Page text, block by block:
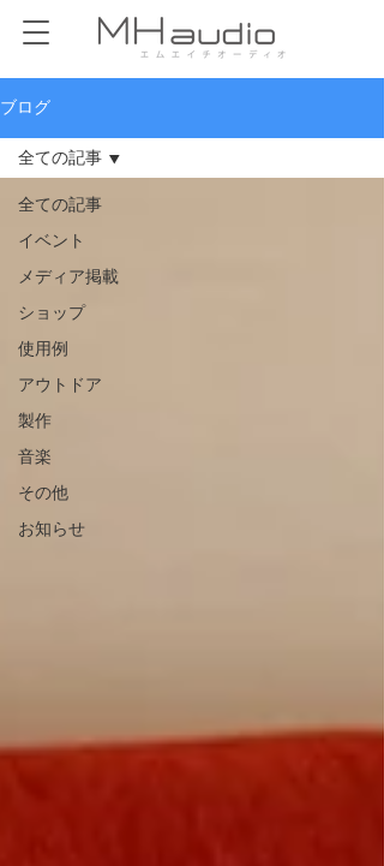
ブログ
全ての記事
イベント
メディア掲載
ショップ
使用例
アウトドア
製作
音楽
その他
お知らせ
全ての記事